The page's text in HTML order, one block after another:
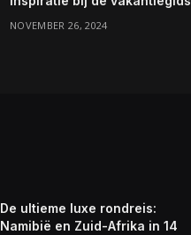
NOVEMBER 26, 2024
De ultieme luxe rondreis:
Namibië en Zuid-Afrika in 14